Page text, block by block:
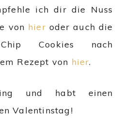
ich dir die Nuss
von hier oder auch die
Cookies nach
Rezept von hier.
und habt einen
Valentinstag!